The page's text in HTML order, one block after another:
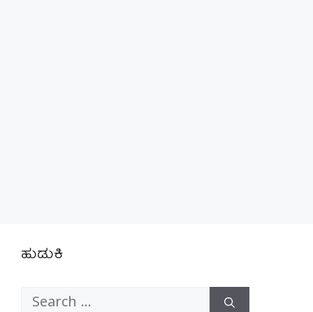
ಹುಡುಕಿ
Search